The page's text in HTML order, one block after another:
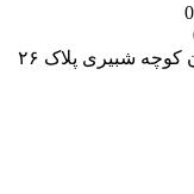
آدرس: کرج خیابان شهید بهشتی خیابان آبان کوچه شبیری پلاک ۲۶